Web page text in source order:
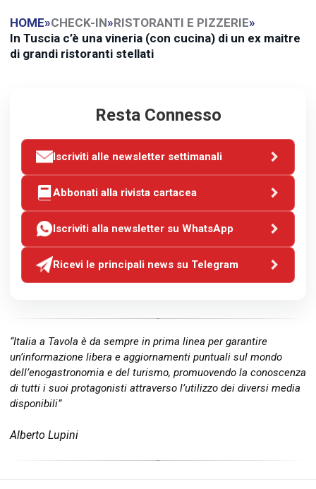
HOME»CHECK-IN»RISTORANTI E PIZZERIE»
In Tuscia c’è una vineria (con cucina) di un ex maitre
di grandi ristoranti stellati
Resta Connesso
Iscriviti alle newsletter settimanali
Abbonati alla rivista cartacea
Iscriviti alla newsletter su WhatsApp
Ricevi le principali news su Telegram
“Italia a Tavola è da sempre in prima linea per garantire
un’informazione libera e aggiornamenti puntuali sul mondo
dell’enogastronomia e del turismo, promuovendo la conoscenza
di tutti i suoi protagonisti attraverso l’utilizzo dei diversi media
disponibili”
Alberto Lupini